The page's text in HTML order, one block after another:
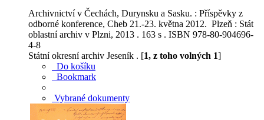
Archivnictví v Čechách, Durynsku a Sasku. : Příspěvky z
odborné konference, Cheb 21.-23. května 2012. Plzeň : Stát
oblastní archiv v Plzni, 2013 . 163 s . ISBN 978-80-904696-
4-8
Státní okresní archiv Jeseník . [1, z toho volných 1]
Do košíku
Bookmark
Vybrané dokumenty